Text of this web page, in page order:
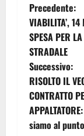
Precedente:
VIABILITA’,
SPESA PER
STRADALE
Successivo:
RISOLTO IL
CONTRATTO
siamo al